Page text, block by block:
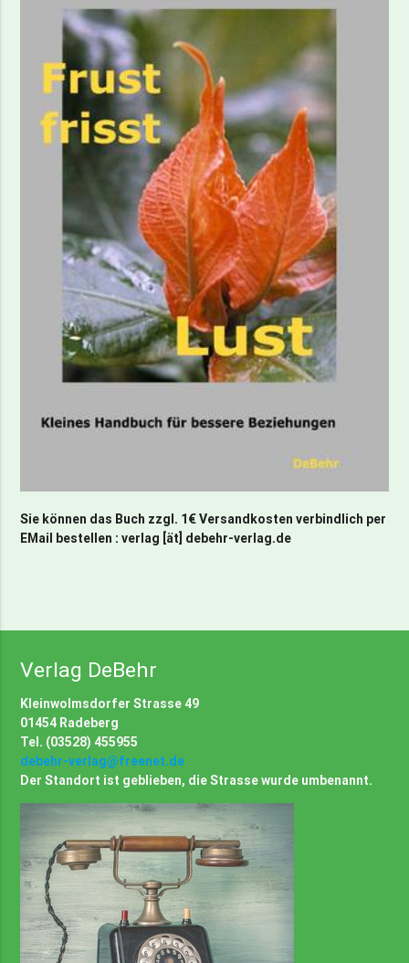
Sie können das Buch zzgl. 1€ Versandkosten verbindlich per
EMail bestellen : verlag [ät] debehr-verlag.de
Verlag DeBehr
Kleinwolmsdorfer Strasse 49
01454 Radeberg
Tel. (03528) 455955
debehr-verlag@freenet.de
Der Standort ist geblieben, die Strasse wurde umbenannt.